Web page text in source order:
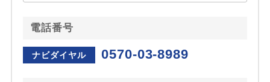
電話番号
ナビダイヤル 0570-03-8989